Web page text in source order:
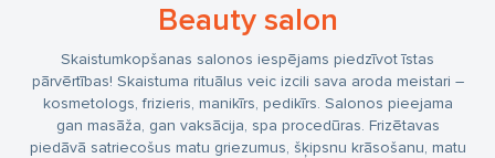
Beauty salon
Skaistumkopšanas salonos iespējams piedzīvot īstas
pārvērtības! Skaistuma rituālus veic izcili sava aroda meistari –
kosmetologs, frizieris, manikīrs, pedikīrs. Salonos pieejama
gan masāža, gan vaksācija, spa procedūras. Frizētavas
piedāvā satriecošus matu griezumus, šķipsnu krāsošanu, matu